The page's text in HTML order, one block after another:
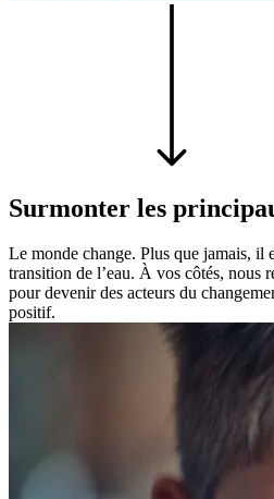
Surmonter les
Le monde change. Plus que jamais, il
transition de l’eau. À vos côtés, nous
pour devenir des acteurs du
positif.